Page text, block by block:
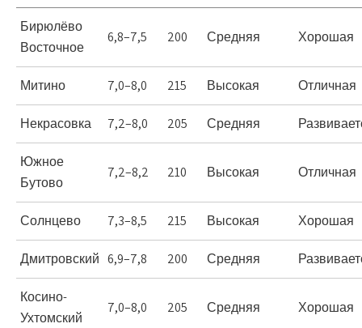
Бирюлёво
Восточное
6,8–7,5 200 Средняя Хорошая
Митино 7,0–8,0 215 Высокая Отличная
Некрасовка 7,2–8,0 205 Средняя
Южное
Бутово
7,2–8,2 210 Высокая Отличная
Солнцево 7,3–8,5 215 Высокая Хорошая
Дмитровский 6,9–7,8 200 Средняя
Косино-
Ухтомский
7,0–8,0 205 Средняя Хорошая